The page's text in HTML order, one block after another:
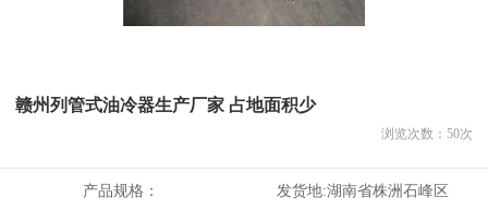
赣州列管式油冷器生产厂家 占地面积少
浏览次数： 50次
产品规格： 发货地:湖南省株洲石峰区